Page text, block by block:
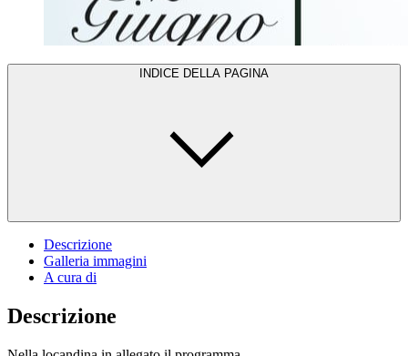
INDICE DELLA PAGINA
Descrizione
Galleria immagini
A cura di
Descrizione